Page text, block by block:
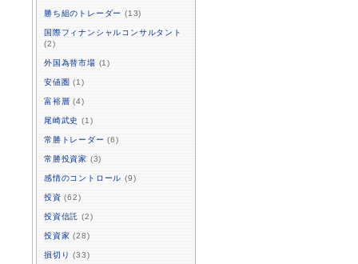
勝ち組のトレーダー (13)
国際フィナンシャルコンサルタント
(2)
外国為替市場 (1)
安値圏 (1)
富裕層 (4)
尾崎武史 (1)
常勝トレーダー (6)
常勝投資家 (3)
感情のコントロール (9)
投資 (62)
投資信託 (2)
投資家 (28)
損切り (33)